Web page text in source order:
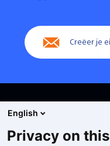
Creëer je
English
Privacy on